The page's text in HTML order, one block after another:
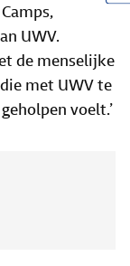
UWV.
de menselijke
met UWV te
voelt.’